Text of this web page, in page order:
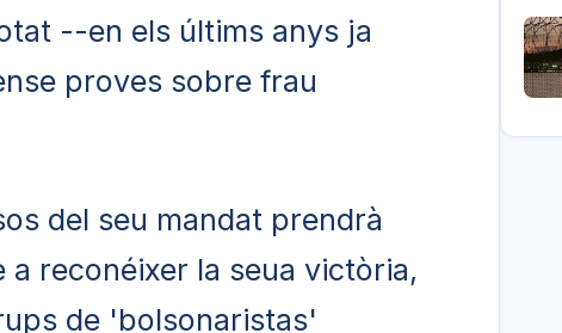
--en els últims anys ja
proves sobre frau
del seu mandat prendrà
reconéixer la seua victòria,
de 'bolsonaristas'